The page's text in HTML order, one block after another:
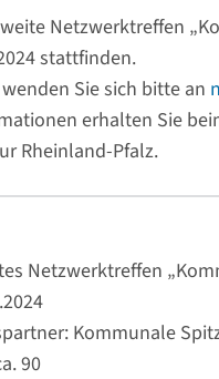
Netzwerktreffen
stattfinden.
Sie sich bitte an
erhalten Sie
Rheinland-Pfalz.
Netzwerktreffen
Kommunale
90